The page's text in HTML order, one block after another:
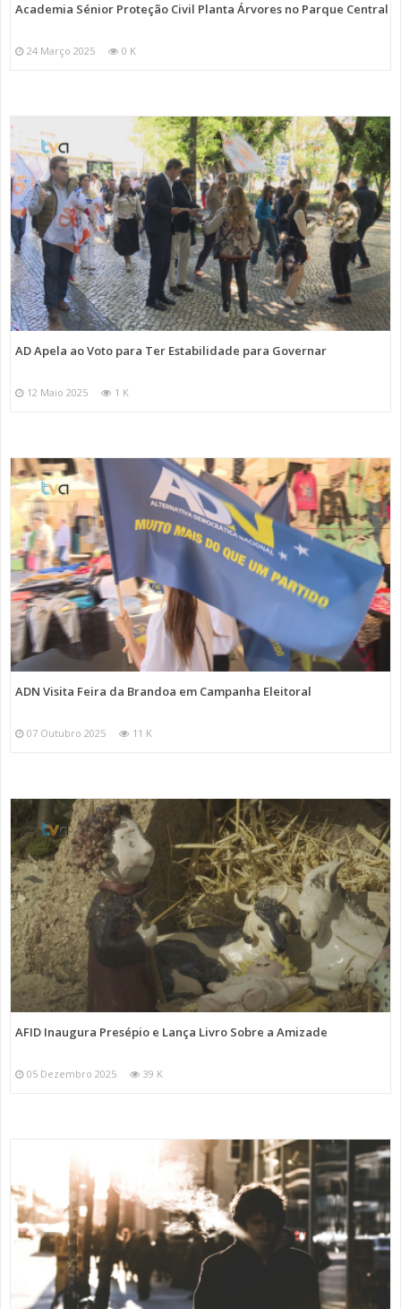
Academia Sénior Proteção Civil Planta Árvores no Parque Central
24 Março 2025 0 K
AD Apela ao Voto para Ter Estabilidade para Governar
12 Maio 2025 1 K
ADN Visita Feira da Brandoa em Campanha Eleitoral
07 Outubro 2025 11 K
AFID Inaugura Presépio e Lança Livro Sobre a Amizade
05 Dezembro 2025 39 K